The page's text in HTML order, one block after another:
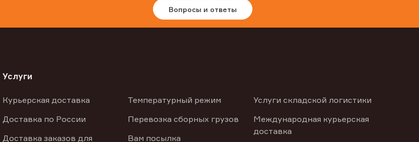
Вопросы и ответы
Услуги
Курьерская доставка
Доставка по России
Доставка заказов для
Температурный режим
Перевозка сборных грузов
Вам посылка
Услуги складской логистики
Международная курьерская
доставка